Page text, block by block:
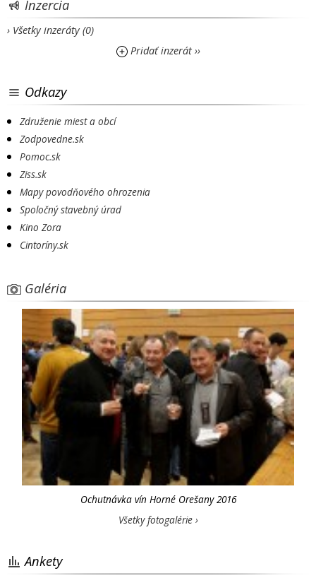
Inzercia
› Všetky inzeráty (0)
Pridať inzerát ››
Odkazy
Združenie miest a obcí
Zodpovedne.sk
Pomoc.sk
Ziss.sk
Mapy povodňového ohrozenia
Spoločný stavebný úrad
Kino Zora
Cintoríny.sk
Galéria
Ochutnávka vín Horné Orešany 2016
Všetky fotogalérie ›
Ankety